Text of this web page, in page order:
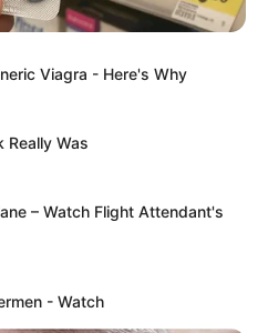
Viagra - Here's Why
Really Was
– Watch Flight Attendant's
- Watch